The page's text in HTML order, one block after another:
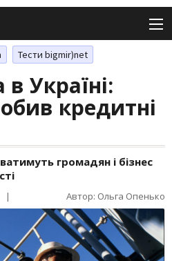
Тести bigmir)net
Україні:
кредитні
громадян і бізнес
| Автор: Ольга Опенько